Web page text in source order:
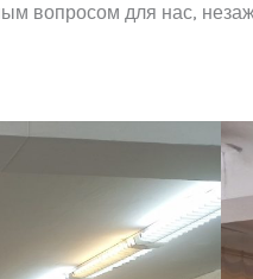
вопросом для нас,